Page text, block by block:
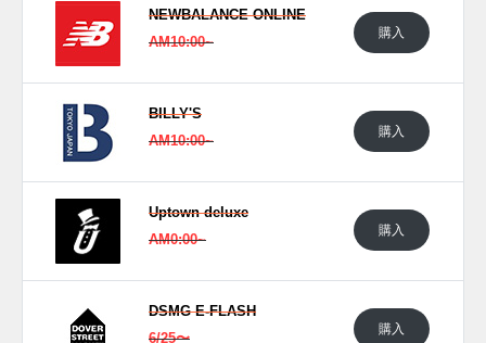
NEWBALANCE ONLINE
AM10:00~
購入
BILLY'S
AM10:00~
購入
Uptown deluxe
AM0:00~
購入
DSMG E-FLASH
6/25〜
購入